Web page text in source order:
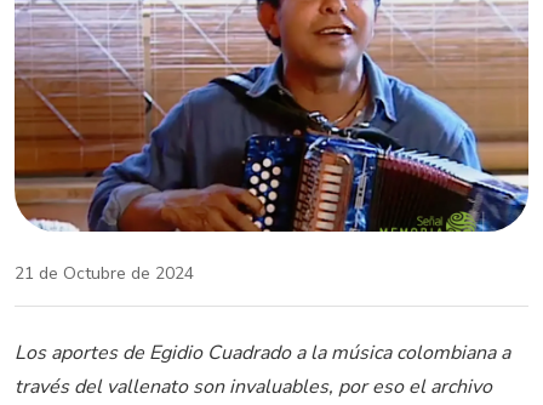
21 de Octubre de 2024
Los aportes de Egidio Cuadrado a la música colombiana a
través del vallenato son invaluables, por eso el archivo